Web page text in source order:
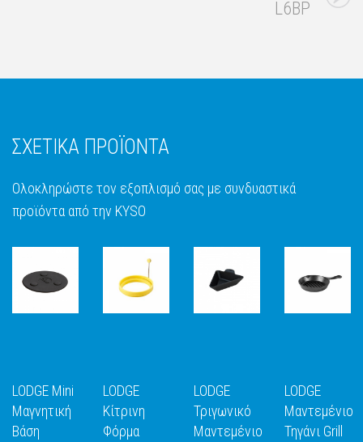
L6BP
ΣΧΕΤΙΚΑ ΠΡΟΪΟΝΤΑ
Ολοκληρώστε τον εξοπλισμό σας με συνδυαστικά
προϊόντα από την KYSO
LODGE Mini
Μαγνητική
Βάση
LODGE
Κίτρινη
Φόρμα
LODGE
Τριγωνικό
Μαντεμένιο
LODGE
Μαντεμένιο
Τηγάνι Grill